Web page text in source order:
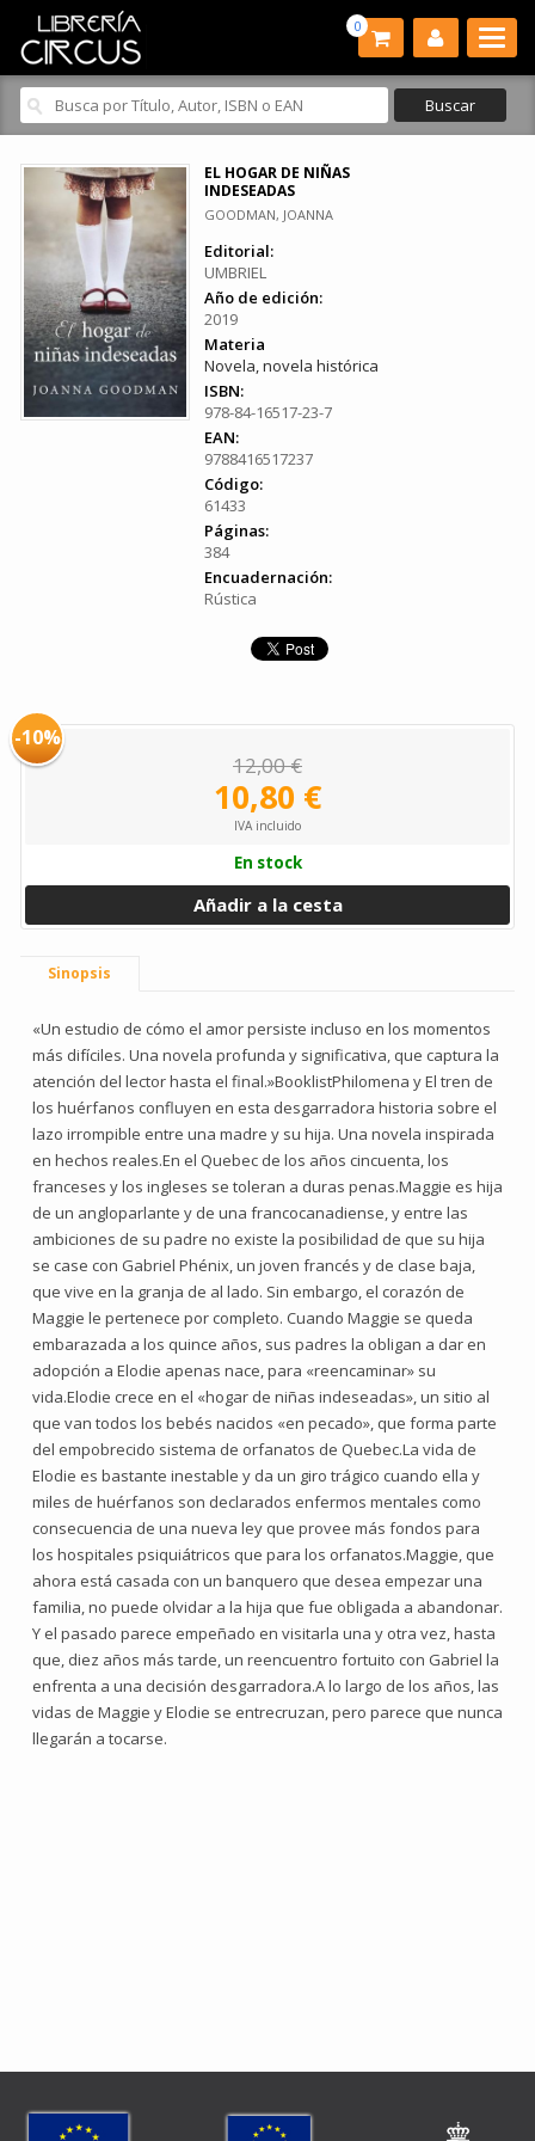
0
EL HOGAR DE NIÑAS
INDESEADAS
GOODMAN, JOANNA
Editorial:
UMBRIEL
Año de edición:
2019
Materia
Novela, novela histórica
ISBN:
978-84-16517-23-7
EAN:
9788416517237
Código:
61433
Páginas:
384
Encuadernación:
Rústica
-10%
12,00 €
10,80 €
IVA incluido
En stock
Añadir a la cesta
Sinopsis
«Un estudio de cómo el amor persiste incluso en los momentos
más difíciles. Una novela profunda y significativa, que captura la
atención del lector hasta el final.»BooklistPhilomena y El tren de
los huérfanos confluyen en esta desgarradora historia sobre el
lazo irrompible entre una madre y su hija. Una novela inspirada
en hechos reales.En el Quebec de los años cincuenta, los
franceses y los ingleses se toleran a duras penas.Maggie es hija
de un angloparlante y de una francocanadiense, y entre las
ambiciones de su padre no existe la posibilidad de que su hija
se case con Gabriel Phénix, un joven francés y de clase baja,
que vive en la granja de al lado. Sin embargo, el corazón de
Maggie le pertenece por completo. Cuando Maggie se queda
embarazada a los quince años, sus padres la obligan a dar en
adopción a Elodie apenas nace, para «reencaminar» su
vida.Elodie crece en el «hogar de niñas indeseadas», un sitio al
que van todos los bebés nacidos «en pecado», que forma parte
del empobrecido sistema de orfanatos de Quebec.La vida de
Elodie es bastante inestable y da un giro trágico cuando ella y
miles de huérfanos son declarados enfermos mentales como
consecuencia de una nueva ley que provee más fondos para
los hospitales psiquiátricos que para los orfanatos.Maggie, que
ahora está casada con un banquero que desea empezar una
familia, no puede olvidar a la hija que fue obligada a abandonar.
Y el pasado parece empeñado en visitarla una y otra vez, hasta
que, diez años más tarde, un reencuentro fortuito con Gabriel la
enfrenta a una decisión desgarradora.A lo largo de los años, las
vidas de Maggie y Elodie se entrecruzan, pero parece que nunca
llegarán a tocarse.